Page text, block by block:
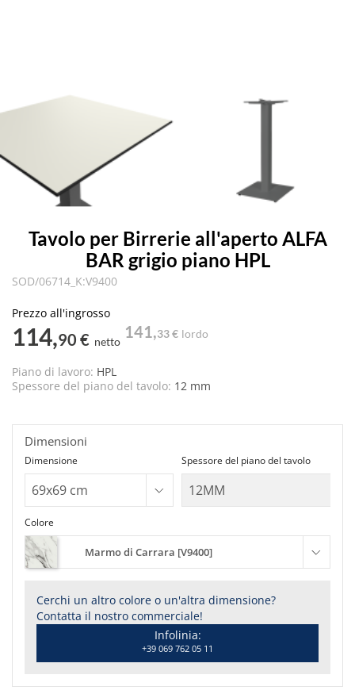
Tavolo per Birrerie all'aperto ALFA
BAR grigio piano HPL
SOD/06714_K:V9400
Prezzo all'ingrosso
114,90 € netto
141,33 € lordo
Piano di lavoro: HPL
Spessore del piano del tavolo: 12 mm
Colore
Marmo di Carrara [V9400]
Cerchi un altro colore o un'altra dimensione?
Contatta il nostro commerciale!
Infolinia:
+39 069 762 05 11
Dimensione Spessore del piano del tavolo
Dimensioni